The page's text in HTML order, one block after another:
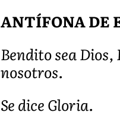
ANTÍFONA DE
Bendito sea
nosotros.
Se dice Gloria.